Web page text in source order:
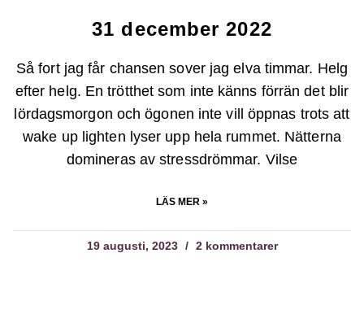
31 december 2022
Så fort jag får chansen sover jag elva timmar. Helg
efter helg. En trötthet som inte känns förrän det blir
lördagsmorgon och ögonen inte vill öppnas trots att
wake up lighten lyser upp hela rummet. Nätterna
domineras av stressdrömmar. Vilse
LÄS MER »
19 augusti, 2023 2 kommentarer